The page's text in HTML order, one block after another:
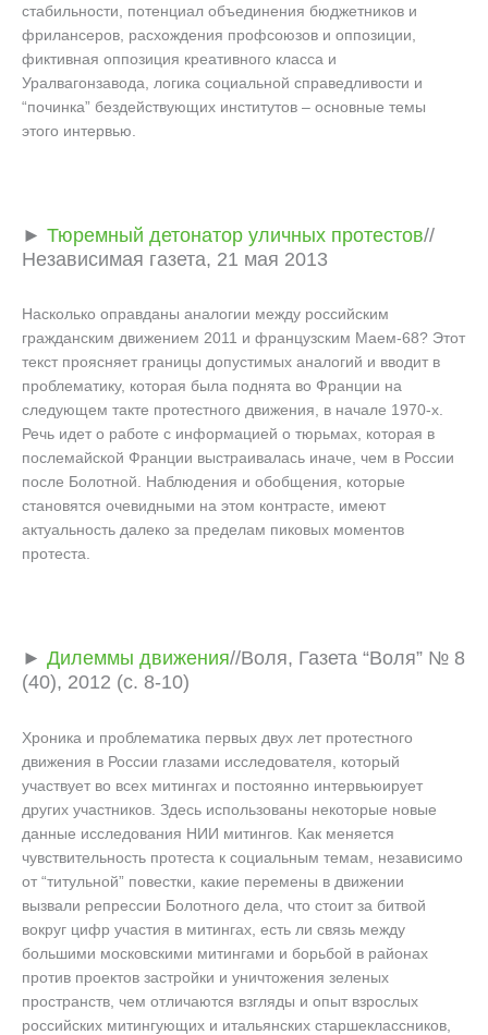
стабильности, потенциал объединения бюджетников и
фрилансеров, расхождения профсоюзов и оппозиции,
фиктивная оппозиция креативного класса и
Уралвагонзавода, логика социальной справедливости и
“починка” бездействующих институтов – основные темы
этого интервью.
► Тюремный детонатор уличных протестов//
Независимая газета, 21 мая 2013
Насколько оправданы аналогии между российским
гражданским движением 2011 и французским Маем-68? Этот
текст проясняет границы допустимых аналогий и вводит в
проблематику, которая была поднята во Франции на
следующем такте протестного движения, в начале 1970-х.
Речь идет о работе с информацией о тюрьмах, которая в
послемайской Франции выстраивалась иначе, чем в России
после Болотной. Наблюдения и обобщения, которые
становятся очевидными на этом контрасте, имеют
актуальность далеко за пределам пиковых моментов
протеста.
► Дилеммы движения//Воля, Газета “Воля” № 8
(40), 2012 (с. 8-10)
Хроника и проблематика первых двух лет протестного
движения в России глазами исследователя, который
участвует во всех митингах и постоянно интервьюирует
других участников. Здесь использованы некоторые новые
данные исследования НИИ митингов. Как меняется
чувствительность протеста к социальным темам, независимо
от “титульной” повестки, какие перемены в движении
вызвали репрессии Болотного дела, что стоит за битвой
вокруг цифр участия в митингах, есть ли связь между
большими московскими митингами и борьбой в районах
против проектов застройки и уничтожения зеленых
пространств, чем отличаются взгляды и опыт взрослых
российских митингующих и итальянских старшеклассников,